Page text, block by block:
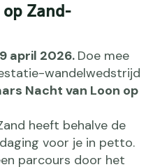
op Zand-
april 2026. Doe mee
wandelwedstrijd
Nacht van Loon op
heeft behalve de
voor je in petto.
parcours door het